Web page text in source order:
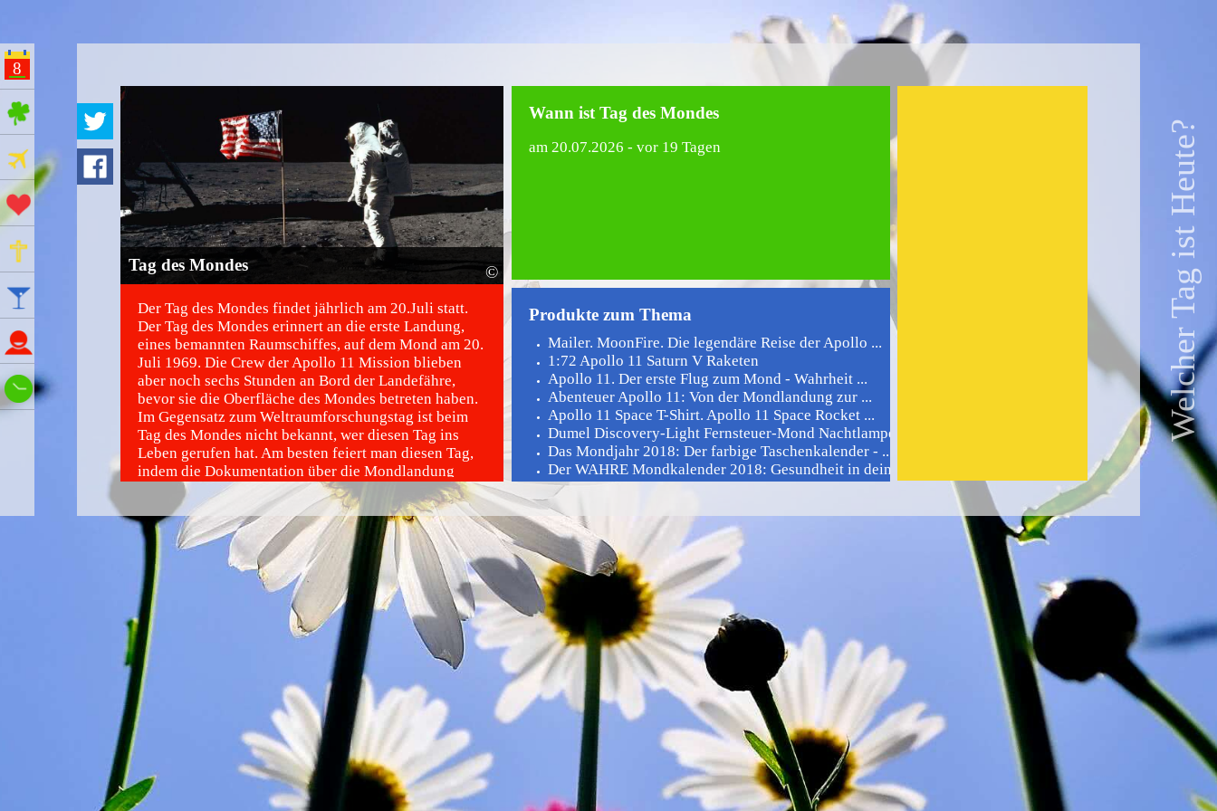
Welcher Tag ist Heute?
8
ges Feiertage
Ferien
Aktionstage
Gedenktage
Namenstage
Wie spät ist es?
Tag des Mondes ©
Der Tag des Mondes findet jährlich am 20.Juli statt.
Der Tag des Mondes erinnert an die erste Landung,
eines bemannten Raumschiffes, auf dem Mond am 20.
Juli 1969. Die Crew der Apollo 11 Mission blieben
aber noch sechs Stunden an Bord der Landefähre,
bevor sie die Oberfläche des Mondes betreten haben.
Im Gegensatz zum Weltraumforschungstag ist beim
Tag des Mondes nicht bekannt, wer diesen Tag ins
Leben gerufen hat. Am besten feiert man diesen Tag,
indem die Dokumentation über die Mondlandung
schaut, sich mit der entsprechenden Literatur
informiert und die Bilder der Apollo-Missionen auf
Flickr anschaut.
Wann ist Tag des Mondes
am20.07.2026 - vor 19 Tagen
Produkte zum Thema
Mailer. MoonFire. Die legendäre Reise der Apollo ...
1:72 Apollo 11 Saturn V Raketen
Apollo 11. Der erste Flug zum Mond - Wahrheit ...
Abenteuer Apollo 11: Von der Mondlandung zur ...
Apollo 11 Space T-Shirt. Apollo 11 Space Rocket ...
Dumel Discovery-Light Fernsteuer-Mond Nachtlampe ...
Das Mondjahr 2018: Der farbige Taschenkalender - ...
Der WAHRE Mondkalender 2018: Gesundheit in deiner ...